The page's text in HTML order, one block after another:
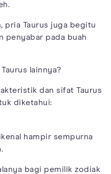
pria Taurus juga begitu
penyabar pada buah
lainnya?
dan sifat Taurus
diketahui:
hampir sempurna
bagi pemilik zodiak